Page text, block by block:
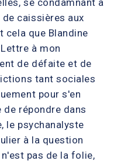
se condamnant à
caissières aux
cela que Blandine
à mon
de défaite et de
tant sociales
pour s'en
répondre dans
le psychanalyste
à la question
pas de la folie,